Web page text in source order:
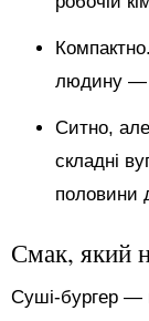
людину —
Ситно, але
складні
половини
Смак, який
Суші-бургер —